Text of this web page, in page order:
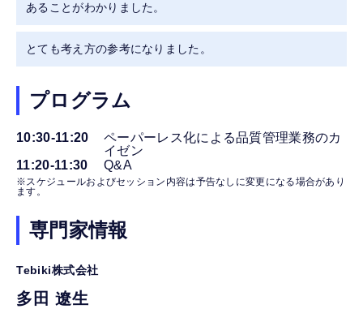
あることがわかりました。
とても考え方の参考になりました。
プログラム
10:30-11:20
ペーパーレス化による品質管理業務のカ
イゼン
11:20-11:30
Q&A
※スケジュールおよびセッション内容は予告なしに変更になる場合があり
ます。
専門家情報
Tebiki株式会社
多田 遼生